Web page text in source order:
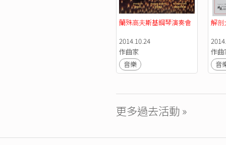
蘭殊高夫斯基鋼琴演奏會
2014.10.24
作曲家
音樂
解剖
作曲
音
更多過去活動 »